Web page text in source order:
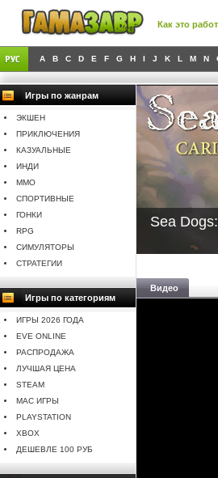
Как это
A B C D E F G H I J K L M N
Игры по жанрам
ЭКШЕН
ПРИКЛЮЧЕНИЯ
КАЗУАЛЬНЫЕ
ИНДИ
MMO
СПОРТИВНЫЕ
ГОНКИ
RPG
СИМУЛЯТОРЫ
СТРАТЕГИИ
Игры по категориям
ИГРЫ 2026 ГОДА
EVE ONLINE
РАСПРОДАЖА
ЛУЧШАЯ ЦЕНА
STEAM
MAC ИГРЫ
PLAYSTATION
XBOX
ДЕШЕВЛЕ 100 РУБ
Sea
Видео